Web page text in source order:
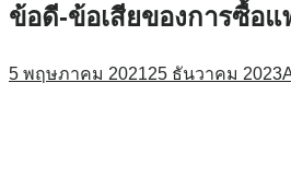
ข้อดี-ข้อเสียของการซื้อ
5 พฤษภาคม 202125 ธันวาคม 2023